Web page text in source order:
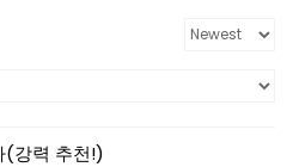
(강력 추천!)